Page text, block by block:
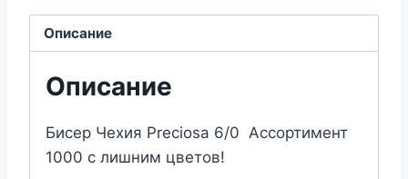
Описание
Описание
Бисер Чехия Preciosa 6/0 Ассортимент
1000 с лишним цветов!